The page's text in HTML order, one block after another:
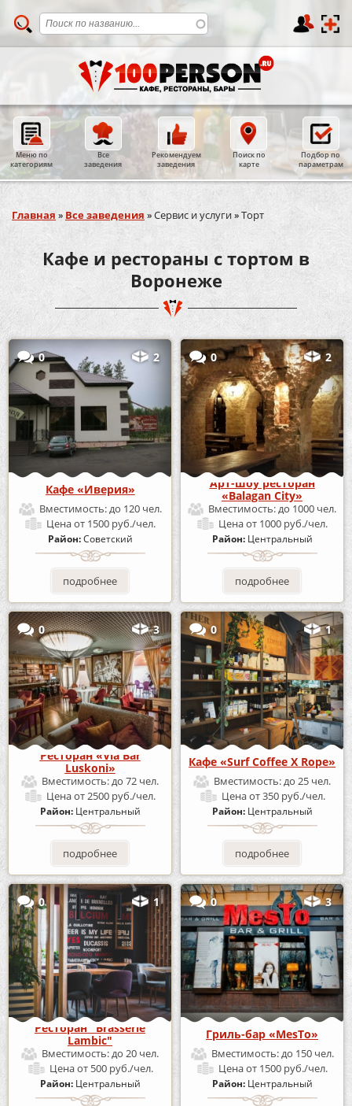
Меню по
категориям
Все
заведения
Рекомендуем
заведения
Поиск по
карте
Подбор по
параметрам
Вы здесь
Главная » Все заведения »Сервис и услуги»Торт
Кафе и рестораны с тортом в
Воронеже
0 2
Кафе «Иверия»
Вместимость:до 120 чел.
Ценаот 1500 руб./чел.
Район:Советский
подробнее
0 2
Арт-шоу ресторан
«Balagan City»
Вместимость:до 1000 чел.
Ценаот 1000 руб./чел.
Район: Центральный
подробнее
0 3
Ресторан «Via Bar
Luskoni»
Вместимость:до 72 чел.
Ценаот 2500 руб./чел.
Район: Центральный
подробнее
0 1
Кафе «Surf Coffee X Rope»
Вместимость:до 25 чел.
Ценаот 350 руб./чел.
Район: Центральный
подробнее
0 1
Ресторан "Brasserie
Lambic"
Вместимость:до 20 чел.
Ценаот 500 руб./чел.
Район: Центральный
0 3
Гриль-бар «MesTo»
Вместимость:до 150 чел.
Ценаот 1500 руб./чел.
Район: Центральный